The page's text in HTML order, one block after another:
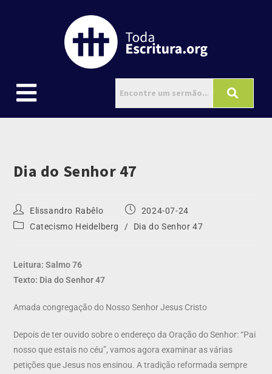
Dia do Senhor 47
Elissandro Rabêlo
2024-07-24
Catecismo Heidelberg
/ Dia do Senhor 47
Leitura: Salmo 76
Texto: Dia do Senhor 47
Amada congregação do Nosso Senhor Jesus Cristo
Depois de ter ouvido sobre o endereço da Oração do Senhor: “Pai
nosso que estais no céu”, vamos agora examinar as várias
petições que Jesus nos ensinou. A tradição reformada sempre